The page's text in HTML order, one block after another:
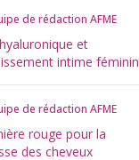
de rédaction AFME
et
intime féminin
de rédaction AFME
rouge pour la
des cheveux